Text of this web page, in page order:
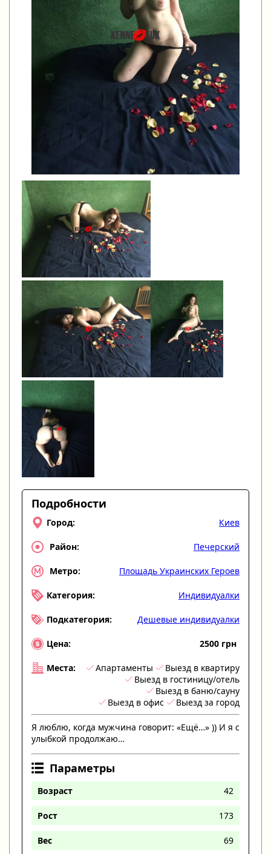
Подробности
Город: Киев
Район: Печерский
Метро: Площадь Украинских Героев
Категория: Индивидуалки
Подкатегория: Дешевые индивидуалки
Цена: 2500 грн
Места: Апартаменты
Выезд в квартиру
Выезд в гостиницу/отель
Выезд в баню/сауну
Выезд в офис
Выезд за город
Я люблю, когда мужчина говорит: «Ещё…» )) И я с
улыбкой продолжаю…
Параметры
Возраст 42
Рост 173
Вес 69